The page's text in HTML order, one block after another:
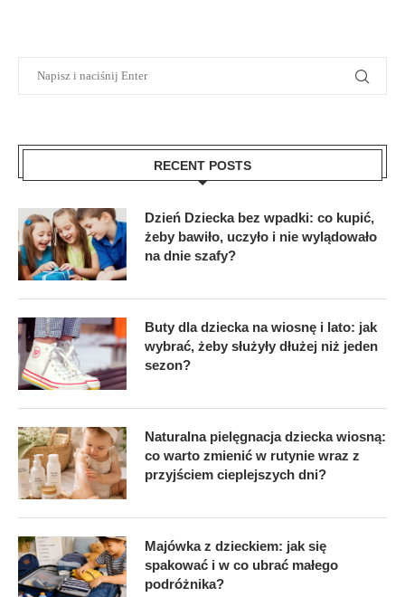
RECENT POSTS
Dzień Dziecka bez wpadki: co kupić,
żeby bawiło, uczyło i nie wylądowało
na dnie szafy?
Buty dla dziecka na wiosnę i lato: jak
wybrać, żeby służyły dłużej niż jeden
sezon?
Naturalna pielęgnacja dziecka wiosną:
co warto zmienić w rutynie wraz z
przyjściem cieplejszych dni?
Majówka z dzieckiem: jak się
spakować i w co ubrać małego
podróżnika?